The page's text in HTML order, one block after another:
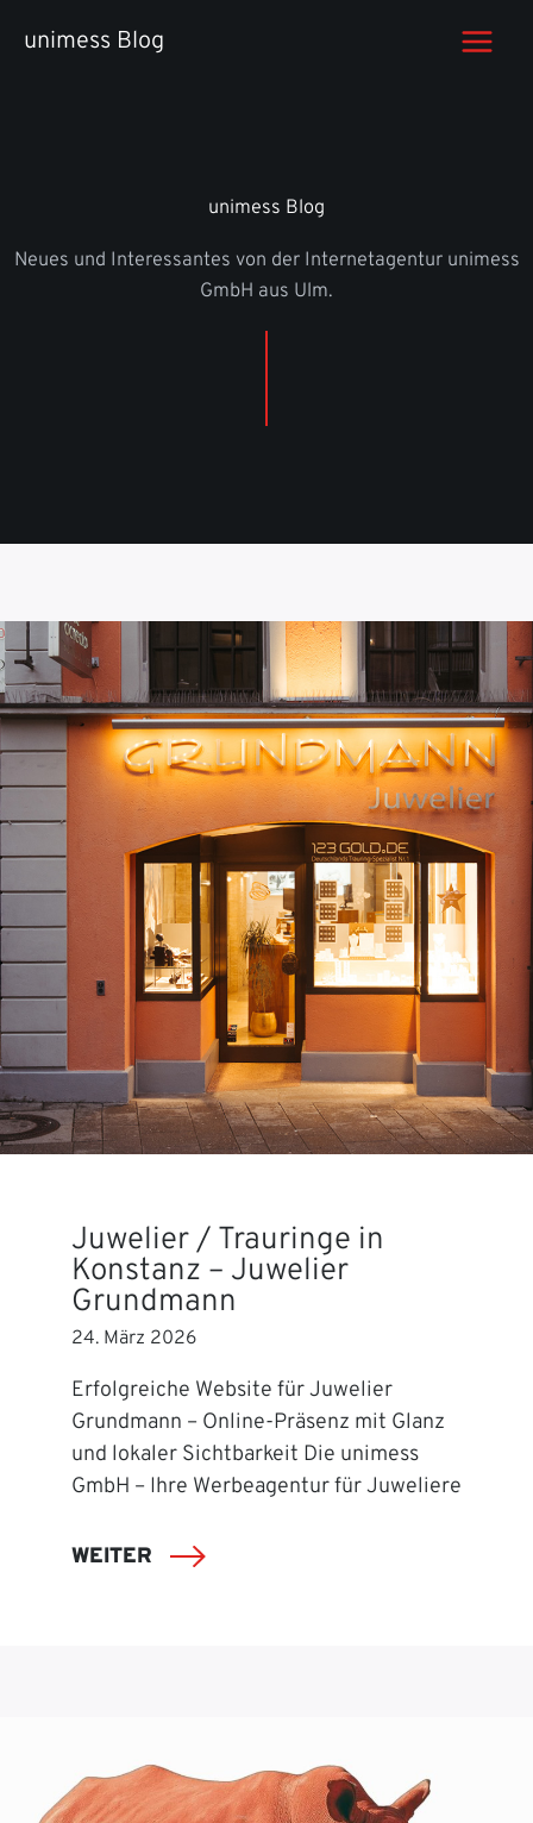
Inhaltunimess Blog
unimess Blog
Neues und Interessantes von der Internetagentur unimess
GmbH aus Ulm.
Juwelier / Trauringe in
Konstanz – Juwelier
Grundmann
24. März 2026
Erfolgreiche Website für Juwelier
Grundmann – Online-Präsenz mit Glanz
und lokaler Sichtbarkeit Die unimess
GmbH – Ihre Werbeagentur für Juweliere
WEITER
SEITE
SEITESEITESEITE